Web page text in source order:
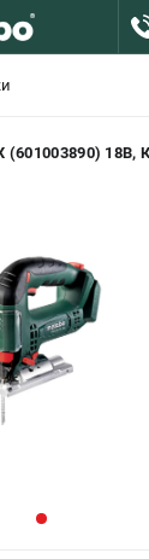
(8112) 59-10-67
(601003890)